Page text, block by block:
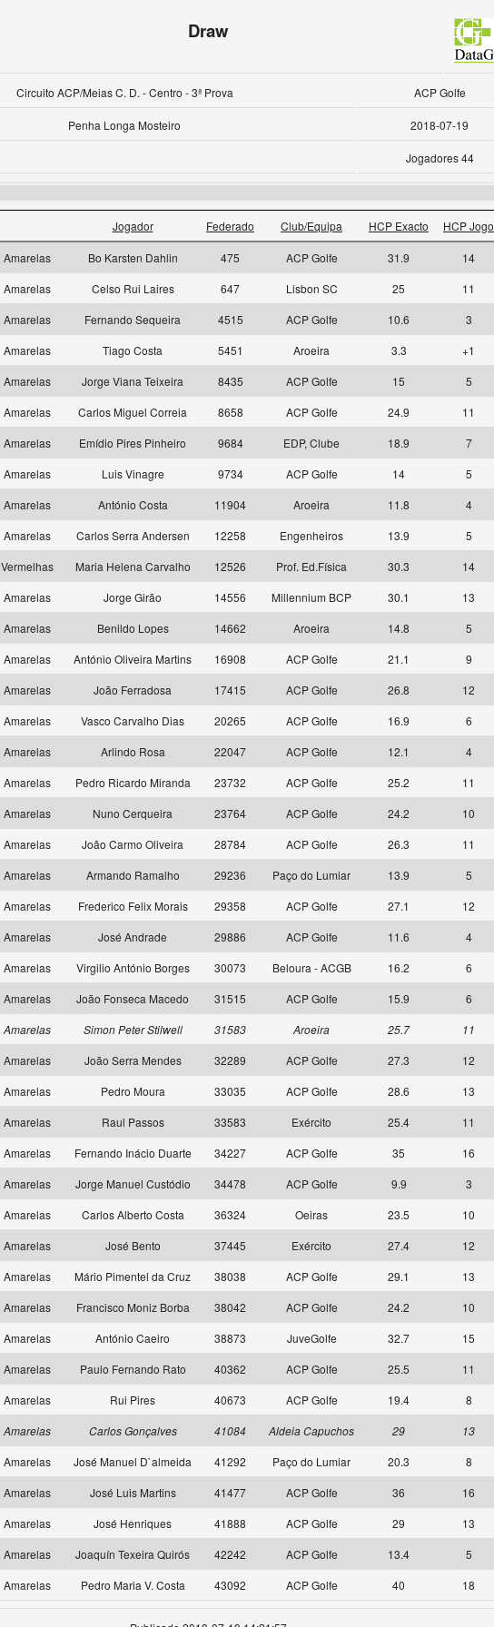
Draw
Circuito ACP/Meias C. D. - Centro - 3ª Prova ACP Golfe
Penha Longa Mosteiro 2018-07-19
Jogadores 44
Jogador Federado Club/Equipa HCP Exacto HCP Jogo
Amarelas Bo Karsten Dahlin 475 ACP Golfe 31.9
14
Amarelas Celso Rui Laires 647 Lisbon SC 25
11
Amarelas Fernando Sequeira 4515 ACP Golfe 10.6
3
Amarelas Tiago Costa 5451 Aroeira 3.3
+1
Amarelas Jorge Viana Teixeira 8435 ACP Golfe 15
5
Amarelas Carlos Miguel Correia 8658 ACP Golfe 24.9
11
Amarelas Emídio Pires Pinheiro 9684 EDP, Clube 18.9
7
Amarelas Luis Vinagre 9734 ACP Golfe 14
5
Amarelas António Costa 11904 Aroeira 11.8
4
Amarelas Carlos Serra Andersen 12258 Engenheiros 13.9
5
Vermelhas Maria Helena Carvalho 12526 Prof. Ed.Física 30.3
14
Amarelas Jorge Girão 14556 Millennium BCP 30.1
13
Amarelas Benildo Lopes 14662 Aroeira 14.8
5
Amarelas António Oliveira Martins 16908 ACP Golfe 21.1
9
Amarelas João Ferradosa 17415 ACP Golfe 26.8
12
Amarelas Vasco Carvalho Dias 20265 ACP Golfe 16.9
6
Amarelas Arlindo Rosa 22047 ACP Golfe 12.1
4
Amarelas Pedro Ricardo Miranda 23732 ACP Golfe 25.2
11
Amarelas Nuno Cerqueira 23764 ACP Golfe 24.2
10
Amarelas João Carmo Oliveira 28784 ACP Golfe 26.3
11
Amarelas Armando Ramalho 29236 Paço do Lumiar 13.9
5
Amarelas Frederico Felix Morais 29358 ACP Golfe 27.1
12
Amarelas José Andrade 29886 ACP Golfe 11.6
4
Amarelas Virgilio António Borges 30073 Beloura - ACGB 16.2
6
Amarelas João Fonseca Macedo 31515 ACP Golfe 15.9
6
Amarelas Simon Peter Stilwell 31583 Aroeira 25.7
11
Amarelas João Serra Mendes 32289 ACP Golfe 27.3
12
Amarelas Pedro Moura 33035 ACP Golfe 28.6
13
Amarelas Raul Passos 33583 Exército 25.4
11
Amarelas Fernando Inácio Duarte 34227 ACP Golfe 35
16
Amarelas Jorge Manuel Custódio 34478 ACP Golfe 9.9
3
Amarelas Carlos Alberto Costa 36324 Oeiras 23.5
10
Amarelas José Bento 37445 Exército 27.4
12
Amarelas Mário Pimentel da Cruz 38038 ACP Golfe 29.1
13
Amarelas Francisco Moniz Borba 38042 ACP Golfe 24.2
10
Amarelas António Caeiro 38873 JuveGolfe 32.7
15
Amarelas Paulo Fernando Rato 40362 ACP Golfe 25.5
11
Amarelas Rui Pires 40673 ACP Golfe 19.4
8
Amarelas Carlos Gonçalves 41084 Aldeia Capuchos 29
13
Amarelas José Manuel D`almeida 41292 Paço do Lumiar 20.3
8
Amarelas José Luis Martins 41477 ACP Golfe 36
16
Amarelas José Henriques 41888 ACP Golfe 29
13
Amarelas Joaquín Texeira Quirós 42242 ACP Golfe 13.4
5
Amarelas Pedro Maria V. Costa 43092 ACP Golfe 40 18